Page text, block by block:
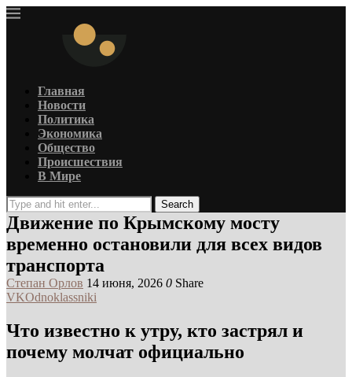
Главная
Новости
Политика
Экономика
Общество
Происшествия
В Мире
Search
Движение по Крымскому мосту
временно остановили для всех видов
транспорта
Степан Орлов 14 июня, 2026 0 Share
VKOdnoklassniki
Что известно к утру, кто застрял и
почему молчат официально